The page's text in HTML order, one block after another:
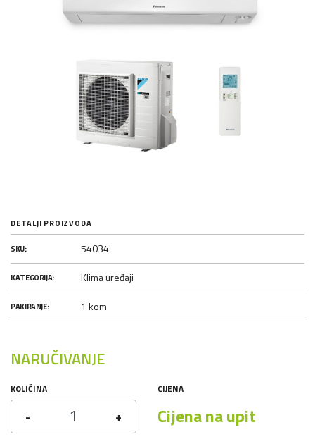
DETALJI PROIZVODA
SKU: 54034
KATEGORIJA: Klima uređaji
PAKIRANJE: 1 kom
NARUČIVANJE
KOLIČINA
- +
CIJENA
Cijena na upit